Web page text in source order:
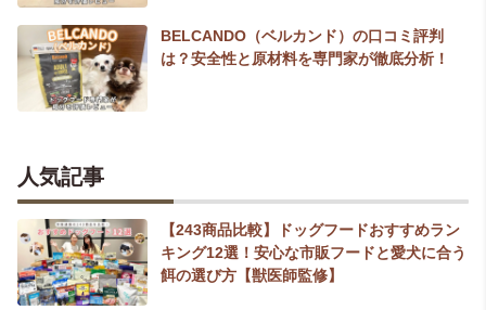
BELCANDO（ベルカンド）の口コミ評判
は？安全性と原材料を専門家が徹底分析！
人気記事
【243商品比較】ドッグフードおすすめラン
キング12選！安心な市販フードと愛犬に合う
餌の選び方【獣医師監修】